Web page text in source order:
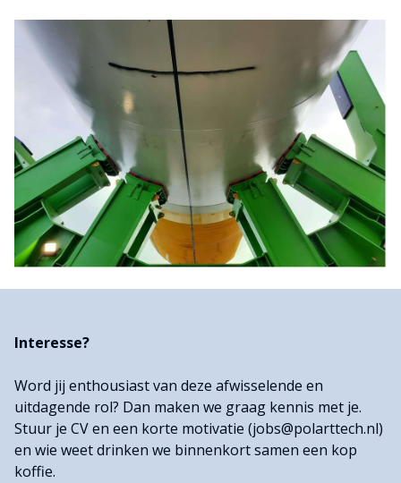
Interesse?
Word jij enthousiast van deze afwisselende en
uitdagende rol? Dan maken we graag kennis met je.
Stuur je CV en een korte motivatie (jobs@polarttech.nl)
en wie weet drinken we binnenkort samen een kop
koffie.